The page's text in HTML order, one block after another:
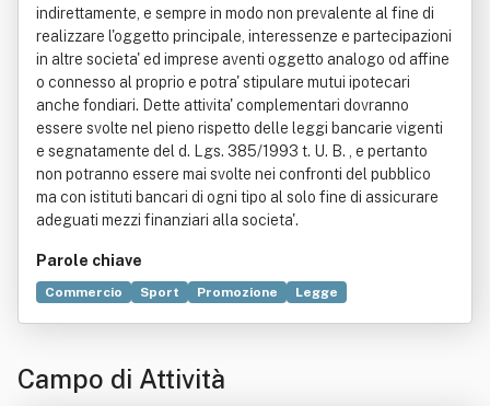
indirettamente, e sempre in modo non prevalente al fine di
realizzare l'oggetto principale, interessenze e partecipazioni
in altre societa' ed imprese aventi oggetto analogo od affine
o connesso al proprio e potra' stipulare mutui ipotecari
anche fondiari. Dette attivita' complementari dovranno
essere svolte nel pieno rispetto delle leggi bancarie vigenti
e segnatamente del d. Lgs. 385/1993 t. U. B. , e pertanto
non potranno essere mai svolte nei confronti del pubblico
ma con istituti bancari di ogni tipo al solo fine di assicurare
adeguati mezzi finanziari alla societa'.
Parole chiave
Commercio Sport Promozione
Legge
Industria automobilistica
Vendita al dettaglio
Campo di Attività